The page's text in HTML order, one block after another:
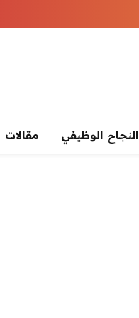
النجاح الوظيفي مقالات